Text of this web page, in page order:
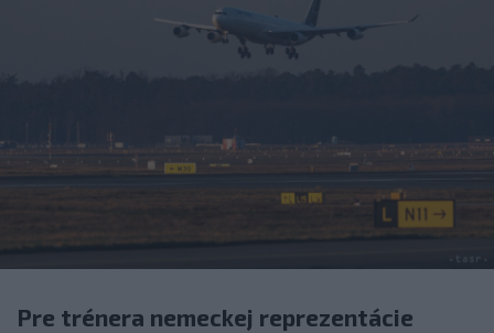
Pre trénera nemeckej reprezentácie